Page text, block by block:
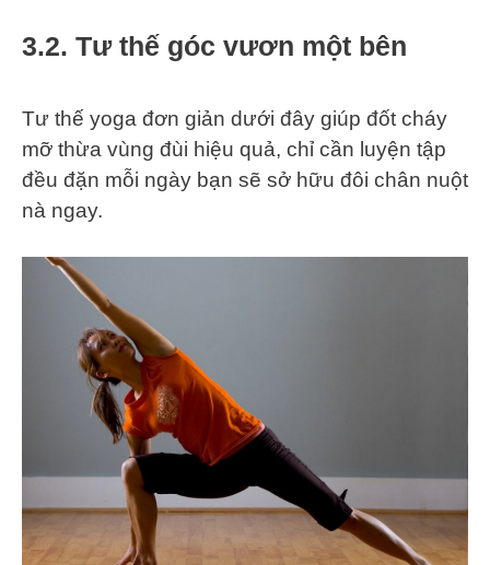
3.2. Tư thế góc vươn một bên
Tư thế yoga đơn giản dưới đây giúp đốt cháy
mỡ thừa vùng đùi hiệu quả, chỉ cần luyện tập
đều đặn mỗi ngày bạn sẽ sở hữu đôi chân nuột
nà ngay.